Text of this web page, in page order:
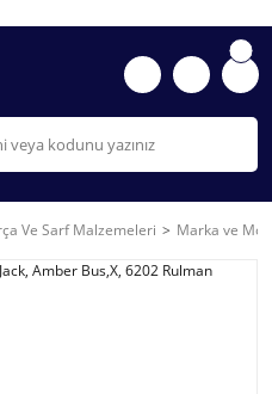
Ve Sarf Malzemeleri Marka ve